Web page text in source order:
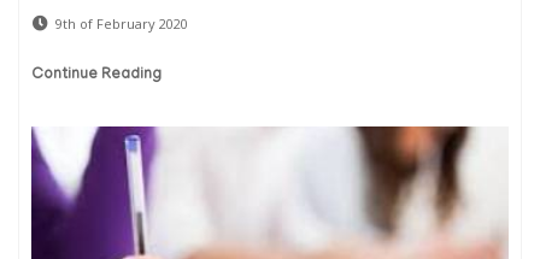
9th of February 2020
Continue Reading